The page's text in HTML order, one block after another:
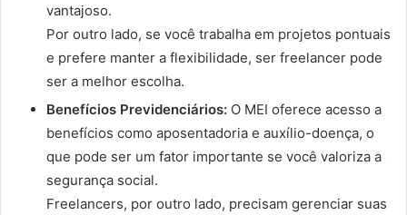
vantajoso.
Por outro lado, se você trabalha em projetos pontuais
e prefere manter a flexibilidade, ser freelancer pode
ser a melhor escolha.
Benefícios Previdenciários: O MEI oferece acesso a
benefícios como aposentadoria e auxílio-doença, o
que pode ser um fator importante se você valoriza a
segurança social.
Freelancers, por outro lado, precisam gerenciar suas